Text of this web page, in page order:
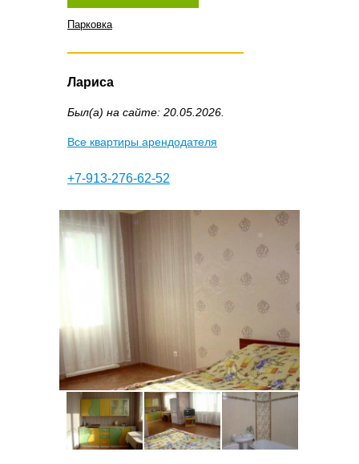
Парковка
Лариса
Был(а) на сайте: 20.05.2026.
Все квартиры арендодателя
+7-913-276-62-52